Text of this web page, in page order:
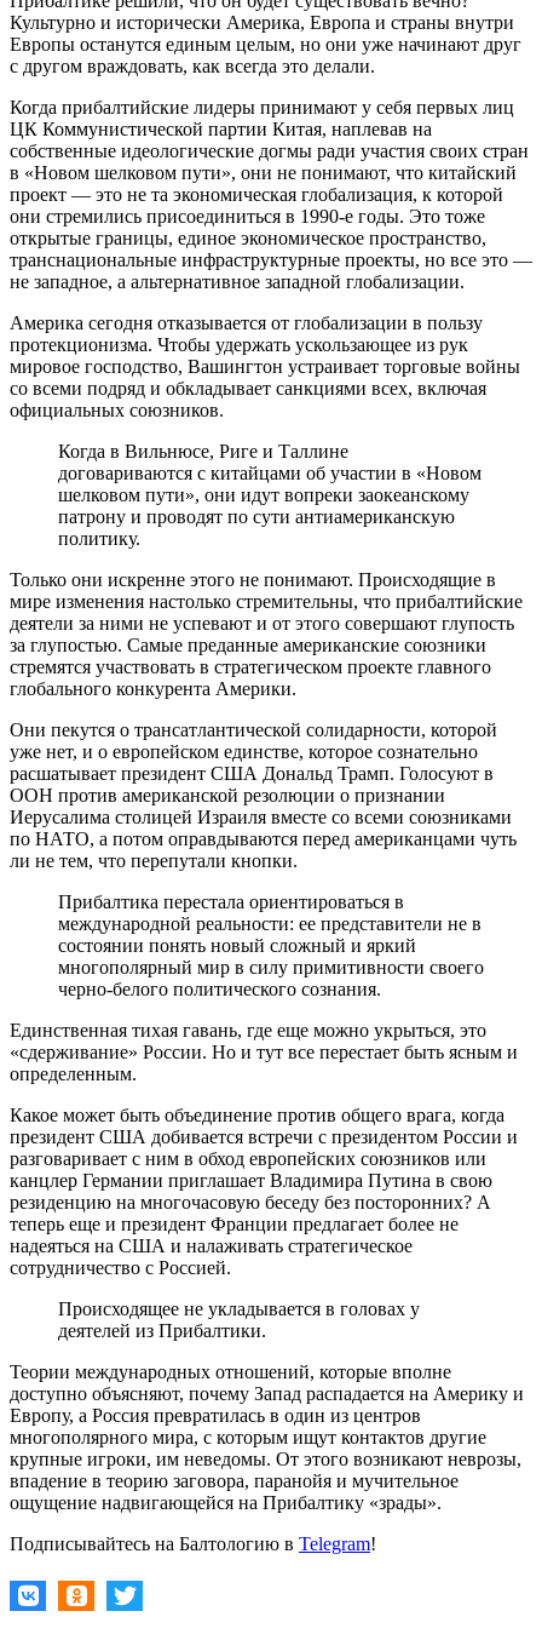
Культурно и исторически Америка, Европа и страны внутри
Европы останутся единым целым, но они уже начинают друг
с другом враждовать, как всегда это делали.
Когда прибалтийские лидеры принимают у себя первых лиц
ЦК Коммунистической партии Китая, наплевав на
собственные идеологические догмы ради участия своих стран
в «Новом шелковом пути», они не понимают, что китайский
проект — это не та экономическая глобализация, к которой
они стремились присоединиться в 1990-е годы. Это тоже
открытые границы, единое экономическое пространство,
транснациональные инфраструктурные проекты, но все это —
не западное, а альтернативное западной глобализации.
Америка сегодня отказывается от глобализации в пользу
протекционизма. Чтобы удержать ускользающее из рук
мировое господство, Вашингтон устраивает торговые войны
со всеми подряд и обкладывает санкциями всех, включая
официальных союзников.
Когда в Вильнюсе, Риге и Таллине
договариваются с китайцами об участии в «Новом
шелковом пути», они идут вопреки заокеанскому
патрону и проводят по сути антиамериканскую
политику.
Только они искренне этого не понимают. Происходящие в
мире изменения настолько стремительны, что прибалтийские
деятели за ними не успевают и от этого совершают глупость
за глупостью. Самые преданные американские союзники
стремятся участвовать в стратегическом проекте главного
глобального конкурента Америки.
Они пекутся о трансатлантической солидарности, которой
уже нет, и о европейском единстве, которое сознательно
расшатывает президент США Дональд Трамп. Голосуют в
ООН против американской резолюции о признании
Иерусалима столицей Израиля вместе со всеми союзниками
по НАТО, а потом оправдываются перед американцами чуть
ли не тем, что перепутали кнопки.
Прибалтика перестала ориентироваться в
международной реальности: ее представители не в
состоянии понять новый сложный и яркий
многополярный мир в силу примитивности своего
черно-белого политического сознания.
Единственная тихая гавань, где еще можно укрыться, это
«сдерживание» России. Но и тут все перестает быть ясным и
определенным.
Какое может быть объединение против общего врага, когда
президент США добивается встречи с президентом России и
разговаривает с ним в обход европейских союзников или
канцлер Германии приглашает Владимира Путина в свою
резиденцию на многочасовую беседу без посторонних? А
теперь еще и президент Франции предлагает более не
надеяться на США и налаживать стратегическое
сотрудничество с Россией.
Происходящее не укладывается в головах у
деятелей из Прибалтики.
Теории международных отношений, которые вполне
доступно объясняют, почему Запад распадается на Америку и
Европу, а Россия превратилась в один из центров
многополярного мира, с которым ищут контактов другие
крупные игроки, им неведомы. От этого возникают неврозы,
впадение в теорию заговора, паранойя и мучительное
ощущение надвигающейся на Прибалтику «зрады».
Подписывайтесь на Балтологию в Telegram!